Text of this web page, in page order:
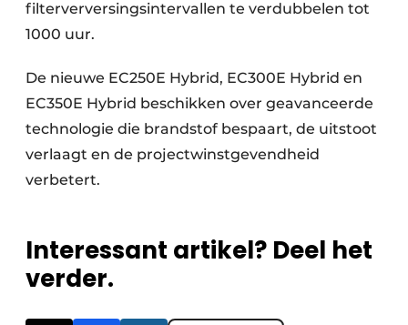
filterverversingsintervallen te verdubbelen tot
1000 uur.
De nieuwe EC250E Hybrid, EC300E Hybrid en
EC350E Hybrid beschikken over geavanceerde
technologie die brandstof bespaart, de uitstoot
verlaagt en de projectwinstgevendheid
verbetert.
Interessant artikel? Deel het
verder.